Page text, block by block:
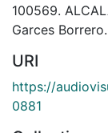
100569.
Garces Borrero.
URI
https://
0881